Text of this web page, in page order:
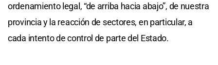
ordenamiento legal, “de arriba hacia abajo”, de nuestra
provincia y la reacción de sectores, en particular, a
cada intento de control de parte del Estado.